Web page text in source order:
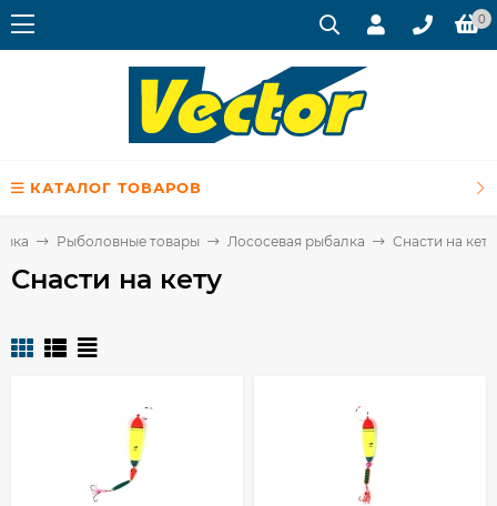
0
КАТАЛОГ ТОВАРОВ
Рыболовные товары Лососевая рыбалка Снасти на кету
Снасти на кету